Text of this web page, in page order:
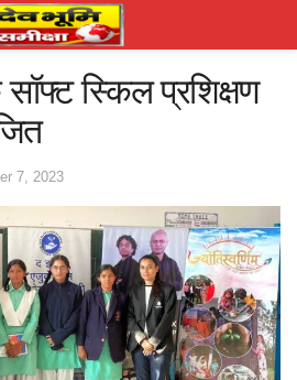
स्किल प्रशिक्षण
7, 2023